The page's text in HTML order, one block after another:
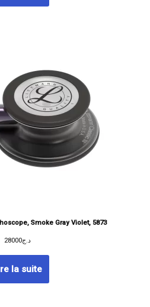
Smoke Gray Violet, 5873
د.ج28000
la suite